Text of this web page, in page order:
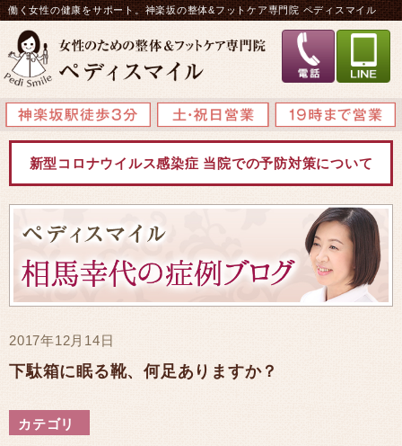
働く女性の健康をサポート。神楽坂の整体&フットケア専門院 ペディスマイル
新型コロナウイルス感染症 当院での予防対策について
2017年12月14日
下駄箱に眠る靴、何足ありますか？
カテゴリ